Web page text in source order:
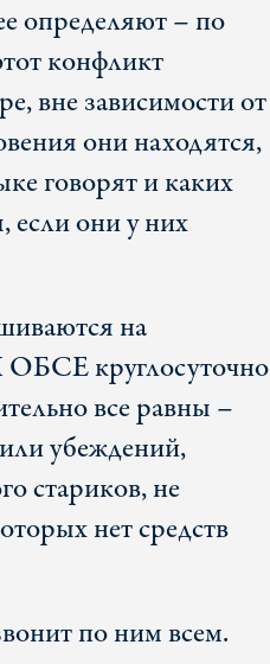
определяют – по
конфликт
вне зависимости от
они находятся,
говорят и каких
если они у них
на
круглосуточно
все равны –
убеждений,
стариков, не
нет средств
по ним всем.